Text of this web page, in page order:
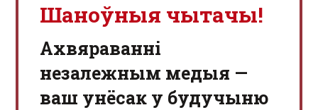
Шаноўныя чытачы!
Aхвяраванні
незалежным медыя —
ваш унёсак у будучыню